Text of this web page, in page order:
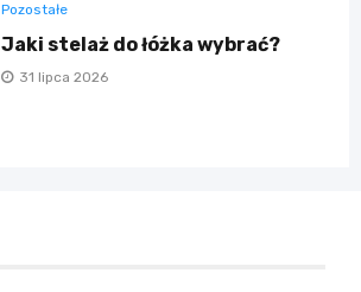
Pozostałe
Jaki stelaż do łóżka wybrać?
31 lipca 2026